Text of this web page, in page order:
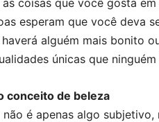
coisas que você gosta
esperam que você deva
alguém mais bonito
únicas que
conceito de beleza
é apenas algo